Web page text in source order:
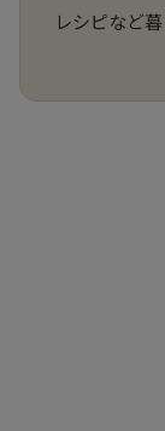
レシピなど